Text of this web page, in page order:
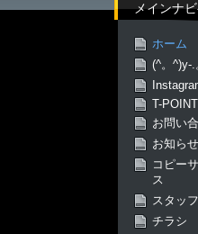
メインナ
ホーム
(^。^)y-.
T-POINT
お問い
お知らせ
コピー
ス
スタッフ
チラシ